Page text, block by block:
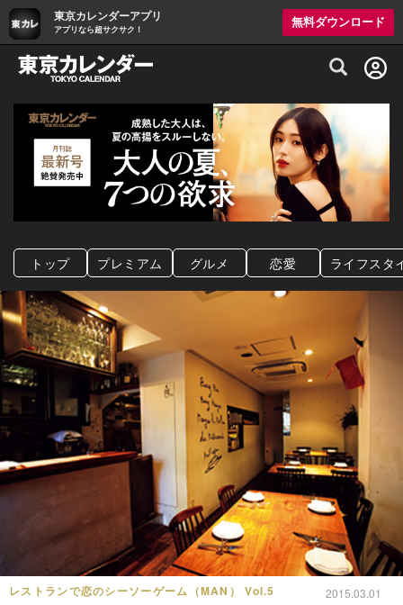
東京カレンダーアプリ
アプリなら超サクサク！
無料ダウンロード
グルメ情報・プレミアムレストラン予約
トップ プレミアム グルメ 恋愛 ライフスタ
レストランで恋のシーソーゲーム（MAN） Vol.5 2015.03.01